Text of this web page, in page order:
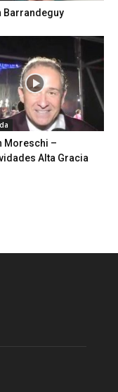
Barrandeguy
Moreschi –
Alta Gracia